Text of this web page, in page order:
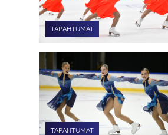
TAPAHTUMAT
TAPAHTUMAT